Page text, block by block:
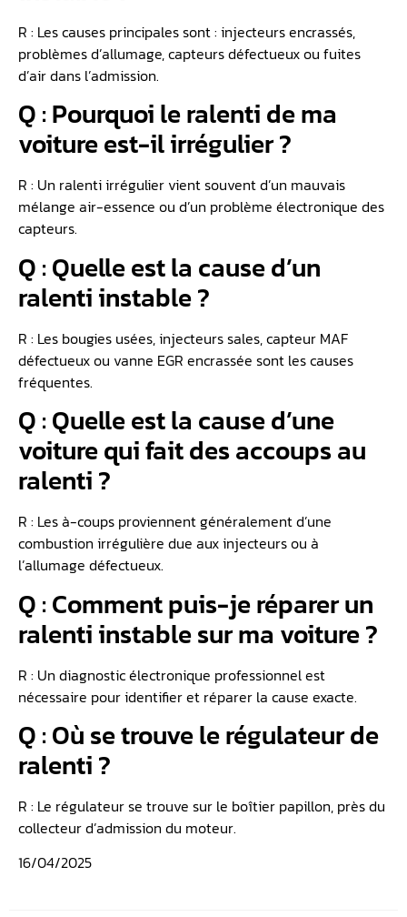
R : Les causes principales sont : injecteurs encrassés,
problèmes d’allumage, capteurs défectueux ou fuites
d’air dans l’admission.
Q : Pourquoi le ralenti de ma
voiture est-il irrégulier ?
R : Un ralenti irrégulier vient souvent d’un mauvais
mélange air-essence ou d’un problème électronique des
capteurs.
Q : Quelle est la cause d’un
ralenti instable ?
R : Les bougies usées, injecteurs sales, capteur MAF
défectueux ou vanne EGR encrassée sont les causes
fréquentes.
Q : Quelle est la cause d’une
voiture qui fait des accoups au
ralenti ?
R : Les à-coups proviennent généralement d’une
combustion irrégulière due aux injecteurs ou à
l’allumage défectueux.
Q : Comment puis-je réparer un
ralenti instable sur ma voiture ?
R : Un diagnostic électronique professionnel est
nécessaire pour identifier et réparer la cause exacte.
Q : Où se trouve le régulateur de
ralenti ?
R : Le régulateur se trouve sur le boîtier papillon, près du
collecteur d’admission du moteur.
16/04/2025